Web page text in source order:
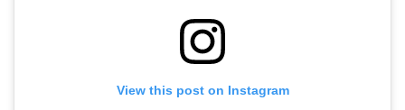
View this post on Instagram